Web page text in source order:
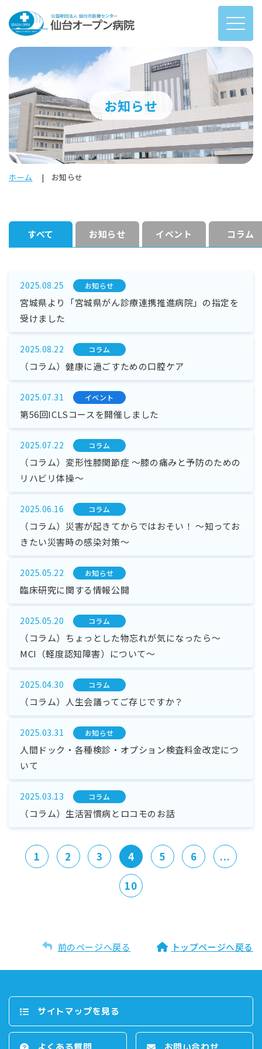
お知らせ
ホーム お知らせ
すべて お知らせ イベント コラム
2025.08.25 お知らせ
宮城県より「宮城県がん診療連携推進病院」の指定を
受けました
2025.08.22 コラム
（コラム）健康に過ごすための口腔ケア
2025.07.31 イベント
第56回ICLSコースを開催しました
2025.07.22 コラム
（コラム）変形性膝関節症 ～膝の痛みと予防のための
リハビリ体操～
2025.06.16 コラム
（コラム）災害が起きてからではおそい！ ～知ってお
きたい災害時の感染対策～
2025.05.22 お知らせ
臨床研究に関する情報公開
2025.05.20 コラム
（コラム）ちょっとした物忘れが気になったら～
MCI（軽度認知障害）について～
2025.04.30 コラム
（コラム）人生会議ってご存じですか？
2025.03.31 お知らせ
人間ドック・各種検診・オプション検査料金改定につ
いて
2025.03.13 コラム
（コラム）生活習慣病とロコモのお話
1 2 3 4 5 6
...
10
前のページへ戻る トップページへ戻る
サイトマップを⾒る